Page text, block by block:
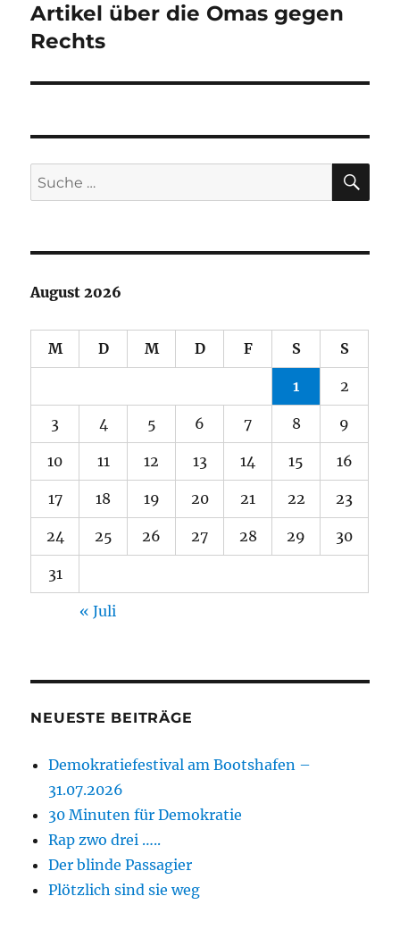
Nächster
Beitrag:
Artikel über die Omas gegen
Rechts
Suche
nach:
August 2026
M D M D F S S
1 2
3 4 5 6 7 8 9
10 11 12 13 14 15 16
17 18 19 20 21 22 23
24 25 26 27 28 29 30
31
« Juli
NEUESTE BEITRÄGE
Demokratiefestival am Bootshafen –
31.07.2026
30 Minuten für Demokratie
Rap zwo drei …..
Der blinde Passagier
Plötzlich sind sie weg